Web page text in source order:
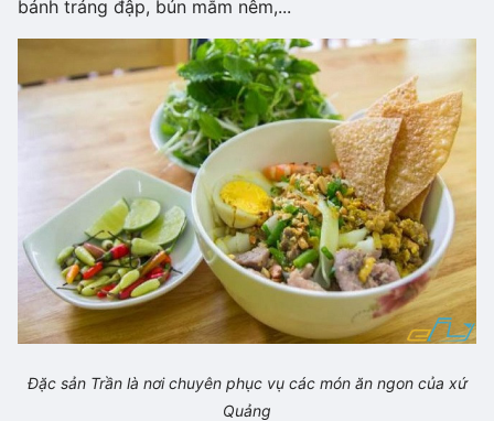
bánh tráng đập, bún mắm nêm,...
Đặc sản Trần là nơi chuyên phục vụ các món ăn ngon của xứ
Quảng